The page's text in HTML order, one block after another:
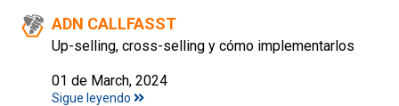
ADN CALLFASST
Up-selling, cross-selling y cómo implementarlos
01 de March, 2024
Sigue leyendo